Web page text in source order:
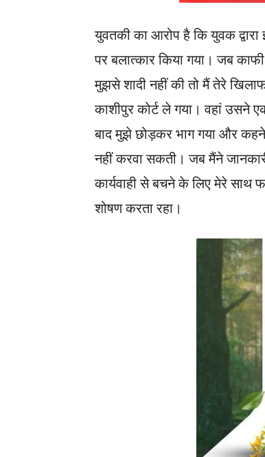
युवतकी का आरोप है कि युवक
पर बलात्कार किया गया। जब
मुझसे शादी नहीं की तो मैं तेरे
काशीपुर कोर्ट ले गया। वहां उसने
बाद मुझे छोड़कर भाग गया और कहने
नहीं करवा सकती। जब मैंने
कार्यवाही से बचने के लिए मेरे साथ
शोषण करता रहा।